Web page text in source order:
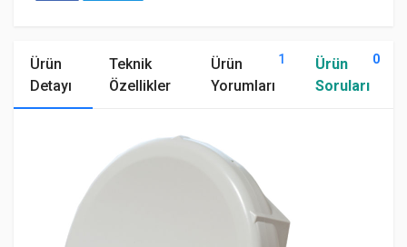
Ürün
Detayı
Teknik
Özellikler
Ürün
Yorumları
1
Ürün
Soruları
0